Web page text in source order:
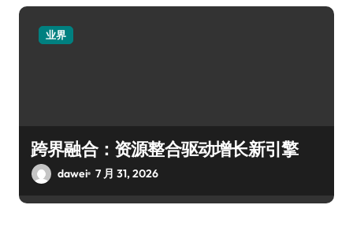
业界
跨界融合：资源整合驱动增长新引擎
dawei 7 月 31, 2026